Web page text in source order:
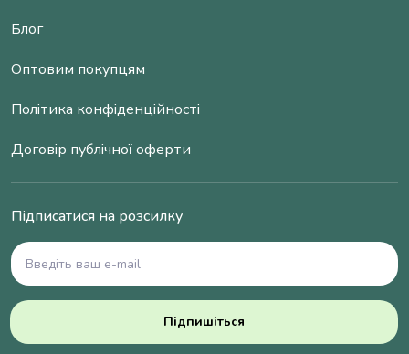
Блог
Оптовим покупцям
Політика конфіденційності
Договір публічної оферти
Підписатися на розсилку
Підпишіться